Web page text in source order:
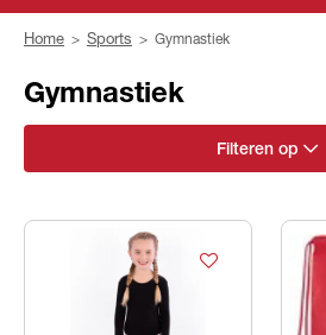
Home > Sports > Gymnastiek
Gymnastiek
Filteren op